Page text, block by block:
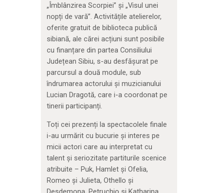
„Îmblânzirea Scorpiei” și „Visul unei
nopți de vară”. Activitățile atelierelor,
oferite gratuit de biblioteca publică
sibiană, ale cărei acțiuni sunt posibile
cu finanțare din partea Consiliului
Județean Sibiu, s-au desfășurat pe
parcursul a două module, sub
îndrumarea actorului și muzicianului
Lucian Dragotă, care i-a coordonat pe
tinerii participanți.
Toți cei prezenți la spectacolele finale
i-au urmărit cu bucurie și interes pe
micii actori care au interpretat cu
talent și seriozitate partiturile scenice
atribuite – Puk, Hamlet și Ofelia,
Romeo și Julieta, Othello și